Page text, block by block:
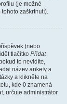
(je možné
zaškrtnutí).
(nebo
tlačítko Přidat
to nevidíte,
název ankety a
a klikněte na
kde 0 znamená
určuje administrátor